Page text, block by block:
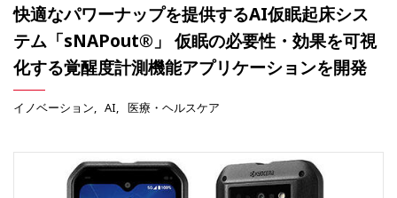
快適なパワーナップを提供するAI仮眠起床シス
テム「sNAPout®」 仮眠の必要性・効果を可視
化する覚醒度計測機能アプリケーションを開発
イノベーション AI 医療・ヘルスケア